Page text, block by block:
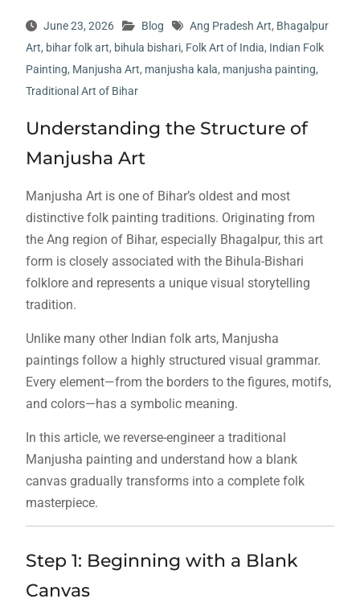
June 23, 2026 Blog Ang Pradesh Art, Bhagalpur
Art, bihar folk art, bihula bishari, Folk Art of India, Indian Folk
Painting, Manjusha Art, manjusha kala, manjusha painting,
Traditional Art of Bihar
Understanding the Structure of
Manjusha Art
Manjusha Art is one of Bihar’s oldest and most
distinctive folk painting traditions. Originating from
the Ang region of Bihar, especially Bhagalpur, this art
form is closely associated with the Bihula-Bishari
folklore and represents a unique visual storytelling
tradition.
Unlike many other Indian folk arts, Manjusha
paintings follow a highly structured visual grammar.
Every element—from the borders to the figures, motifs,
and colors—has a symbolic meaning.
In this article, we reverse-engineer a traditional
Manjusha painting and understand how a blank
canvas gradually transforms into a complete folk
masterpiece.
Step 1: Beginning with a Blank
Canvas